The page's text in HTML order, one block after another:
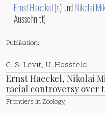
Ernst Haeckel(r.) undNikolai
Ausschnitt)
Publikation:
G. S. Levit, U. Hossfeld
Ernst Haeckel, Nikolai
racial controversy over
Frontiers in Zoology,